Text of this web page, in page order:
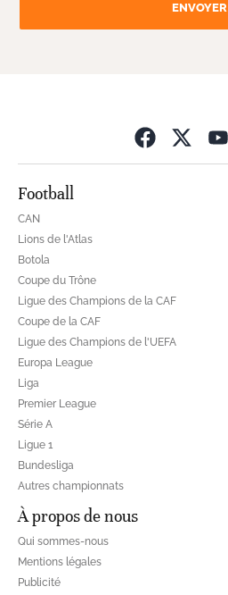
ENVOYER
Football
CAN
Lions de l'Atlas
Botola
Coupe du Trône
Ligue des Champions de la CAF
Coupe de la CAF
Ligue des Champions de l'UEFA
Europa League
Liga
Premier League
Série A
Ligue 1
Bundesliga
Autres championnats
À propos de nous
Qui sommes-nous
Mentions légales
Publicité